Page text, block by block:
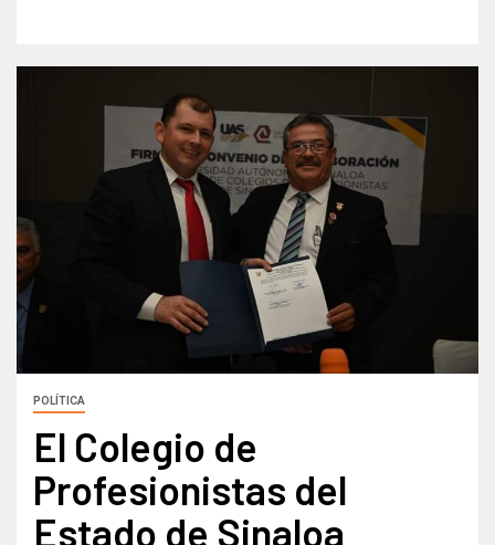
POLÍTICA
El Colegio de
Profesionistas del
Estado de Sinaloa